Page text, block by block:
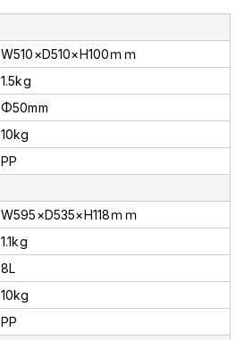
W510×D510×H100ｍｍ
1.5kg
Φ50mm
10kg
PP
W595×D535×H118ｍｍ
1.1kg
8L
10kg
PP